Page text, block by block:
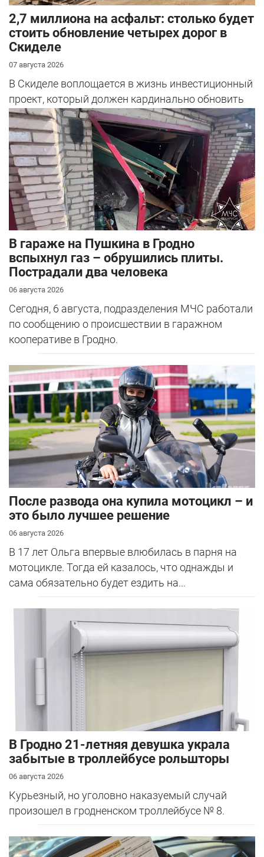
2,7 миллиона на асфальт: столько будет
стоить обновление четырех дорог в
Скиделе
07 августа 2026
В Скиделе воплощается в жизнь инвестиционный
проект, который должен кардинально обновить
облик сразу четырех улиц: Богуш...
В гараже на Пушкина в Гродно
вспыхнул газ – обрушились плиты.
Пострадали два человека
06 августа 2026
Сегодня, 6 августа, подразделения МЧС работали
по сообщению о происшествии в гаражном
кооперативе в Гродно.
После развода она купила мотоцикл – и
это было лучшее решение
06 августа 2026
В 17 лет Ольга впервые влюбилась в парня на
мотоцикле. Тогда ей казалось, что однажды и
сама обязательно будет ездить на...
В Гродно 21-летняя девушка украла
забытые в троллейбусе рольшторы
06 августа 2026
Курьезный, но уголовно наказуемый случай
произошел в гродненском троллейбусе № 8.